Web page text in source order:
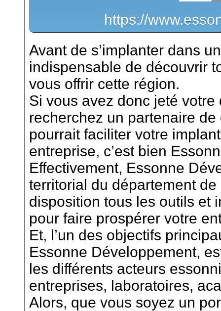
https://
Avant de s’implanter dans
indispensable de découvrir
vous offrir cette région.
Si vous avez donc jeté
recherchez un partenaire
pourrait faciliter votre
entreprise, c’est bien
Effectivement, Essonne
territorial du département de
disposition tous les outils et
pour faire prospérer votre
Et, l’un des objectifs
Essonne Développement,
les différents acteurs
entreprises, laboratoires,
Alors, que vous soyez un